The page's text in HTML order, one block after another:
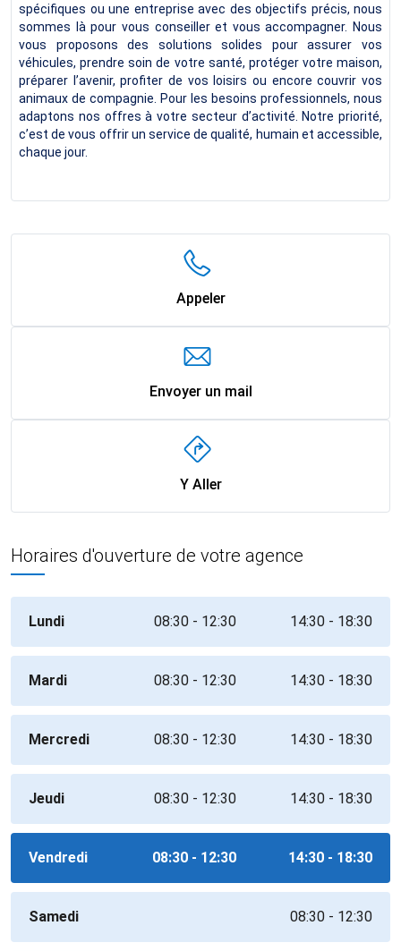
spécifiques ou une entreprise avec des objectifs précis, nous
sommes là pour vous conseiller et vous accompagner. Nous
vous proposons des solutions solides pour assurer vos
véhicules, prendre soin de votre santé, protéger votre maison,
préparer l’avenir, profiter de vos loisirs ou encore couvrir vos
animaux de compagnie. Pour les besoins professionnels, nous
adaptons nos offres à votre secteur d’activité. Notre priorité,
c’est de vous offrir un service de qualité, humain et accessible,
chaque jour.
Appeler
Envoyer un mail
Y Aller
Horaires d'ouverture de votre agence
Lundi 08:30 - 12:30 14:30 - 18:30
Mardi 08:30 - 12:30 14:30 - 18:30
Mercredi 08:30 - 12:30 14:30 - 18:30
Jeudi 08:30 - 12:30 14:30 - 18:30
Vendredi 08:30 - 12:30 14:30 - 18:30
Samedi 08:30 - 12:30